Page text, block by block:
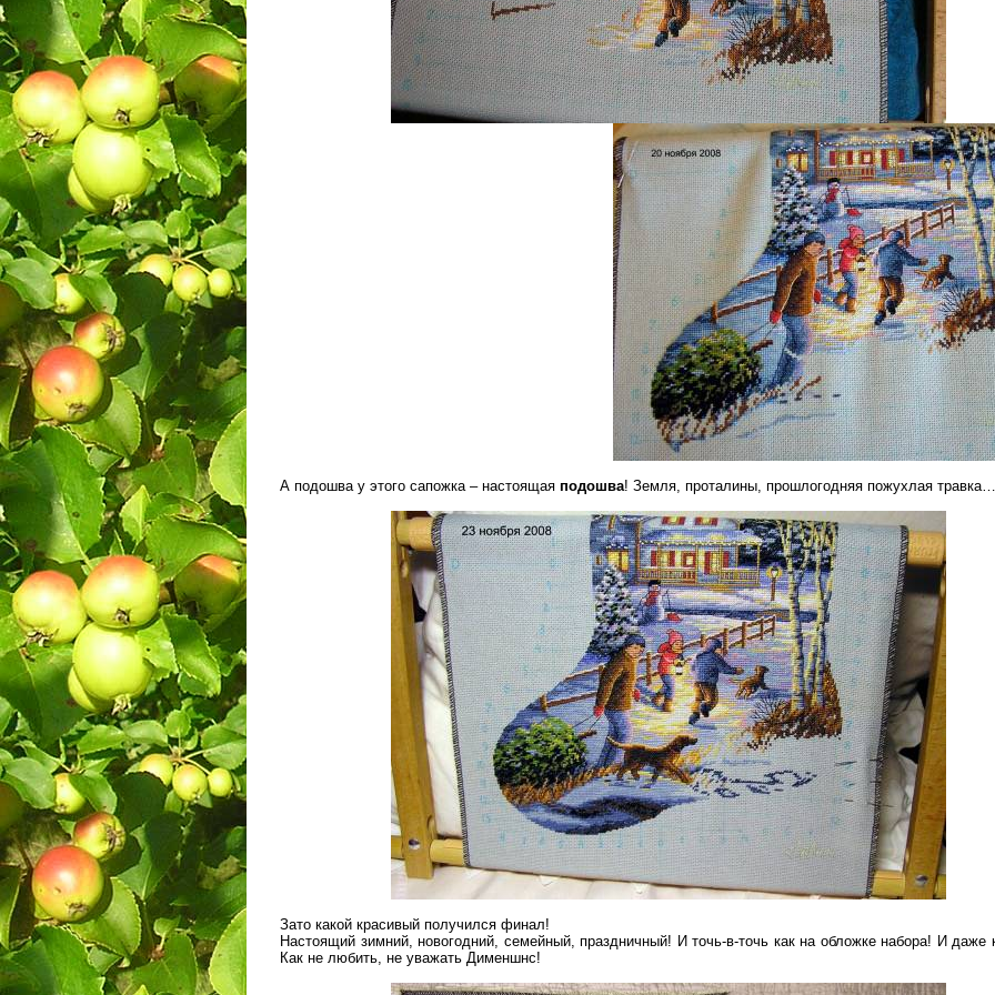
А подошва у этого сапожка – настоящая подошва! Земля, проталины, прошлогодняя пожухлая травка…
Зато какой красивый получился финал!
Настоящий зимний, новогодний, семейный, праздничный! И точь-в-точь как на обложке набора! И даже
Как не любить, не уважать Дименшнс!